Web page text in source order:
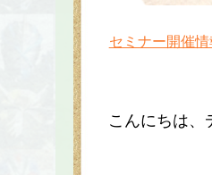
セミナー開催情
こんにちは、